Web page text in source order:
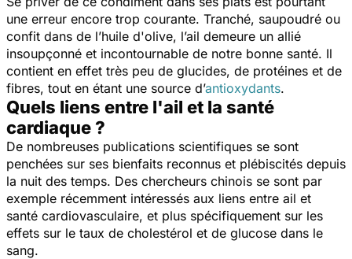
une erreur encore trop courante. Tranché, saupoudré ou
confit dans de l’huile d'olive, l’ail demeure un allié
insoupçonné et incontournable de notre bonne santé. Il
contient en effet très peu de glucides, de protéines et de
fibres, tout en étant une source d’antioxydants.
Quels liens entre l'ail et la santé
cardiaque ?
De nombreuses publications scientifiques se sont
penchées sur ses bienfaits reconnus et plébiscités depuis
la nuit des temps. Des chercheurs chinois se sont par
exemple récemment intéressés aux liens entre ail et
santé cardiovasculaire, et plus spécifiquement sur les
effets sur le taux de cholestérol et de glucose dans le
sang.